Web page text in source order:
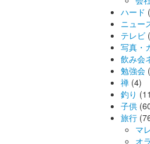
ハード
ニュー
テレビ
写真・
飲み会
勉強会
禅 (4)
釣り
子供
旅行
マ
オ